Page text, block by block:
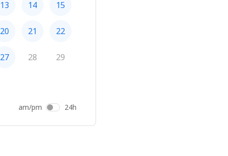
13 14 15
20 21 22
27 28 29
am/pm 24h